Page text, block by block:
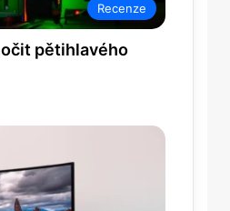
Recenze
pětihlavého